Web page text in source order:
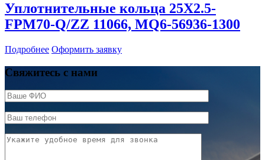
Уплотнительные кольца 25X2.5-
FPM70-Q/ZZ 11066, MQ6-56936-1300
Подробнее Оформить заявку
Свяжитесь с нами